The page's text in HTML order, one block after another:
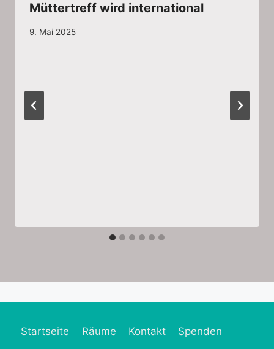
Müttertreff wird international
9. Mai 2025
Startseite Räume Kontakt
Spenden